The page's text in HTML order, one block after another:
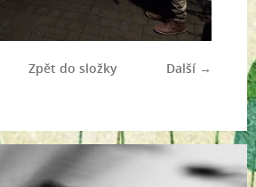
Další →
Zpět do složky